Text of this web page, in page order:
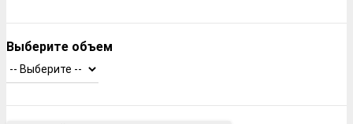
Выберите объем